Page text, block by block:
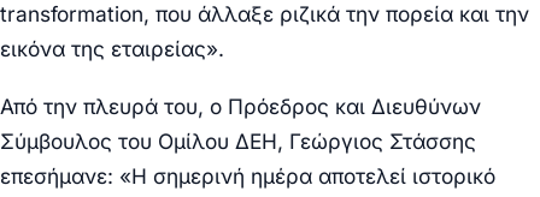
transformation, που άλλαξε ριζικά την πορεία και την
εικόνα της εταιρείας».
Από την πλευρά του, ο Πρόεδρος και Διευθύνων
Σύμβουλος του Ομίλου ΔΕΗ, Γεώργιος Στάσσης
επεσήμανε: «Η σημερινή ημέρα αποτελεί ιστορικό